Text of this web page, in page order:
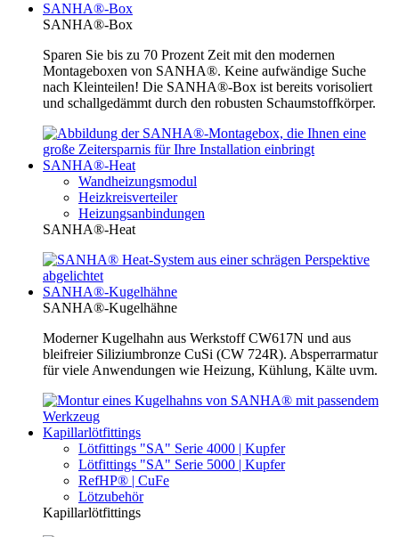
SANHA®-Box
SANHA®-Box
Sparen Sie bis zu 70 Prozent Zeit mit den modernen
Montageboxen von SANHA®. Keine aufwändige Suche
nach Kleinteilen! Die SANHA®-Box ist bereits vorisoliert
und schallgedämmt durch den robusten Schaumstoffkörper.
SANHA®-Heat
Wandheizungsmodul
Heizkreisverteiler
Heizungsanbindungen
SANHA®-Heat
SANHA®-Kugelhähne
SANHA®-Kugelhähne
Moderner Kugelhahn aus Werkstoff CW617N und aus
bleifreier Siliziumbronze CuSi (CW 724R). Absperrarmatur
für viele Anwendungen wie Heizung, Kühlung, Kälte uvm.
Kapillarlötfittings
Lötfittings "SA" Serie 4000 | Kupfer
Lötfittings "SA" Serie 5000 | Kupfer
RefHP® | CuFe
Lötzubehör
Kapillarlötfittings